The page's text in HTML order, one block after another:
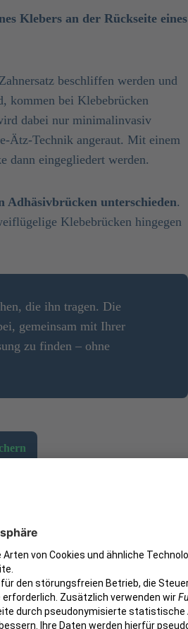
Klebers an der Rückseite eines
beschliffen werden und
kommen bei Klebebrücken
dabei nur minimalinvasiv
Ätz-Technik angeraut. Mit einem
dann eingegliedert werden.
Adhäsivbrücken unterschieden.
Klebebrücken hingegen
die ihn tragen. Die
gemeinsam mit Ihrer
zu finden – ohne
als
-Variante, die Bedingungen für
Grundbedingungen